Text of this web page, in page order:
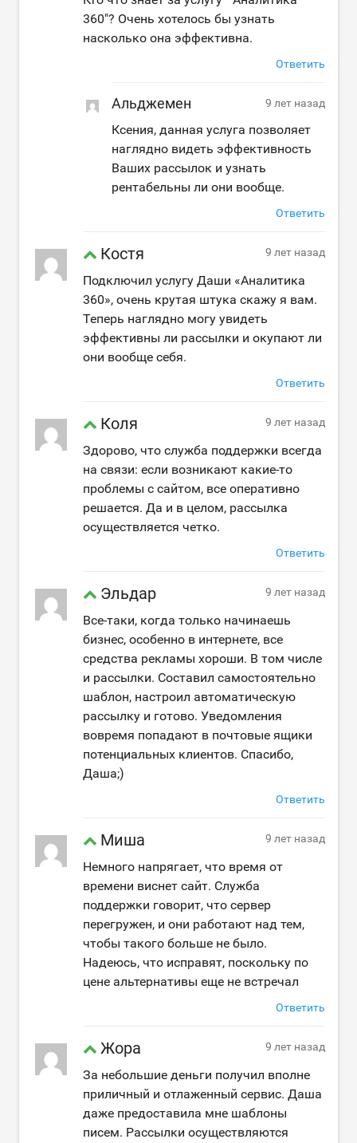
360"? Очень хотелось бы узнать
насколько она эффективна.
Ответить
Альджемен 9 лет назад
Ксения, данная услуга позволяет
наглядно видеть эффективность
Ваших рассылок и узнать
рентабельны ли они вообще.
Ответить
Костя 9 лет назад
Подключил услугу Даши «Аналитика
360», очень крутая штука скажу я вам.
Теперь наглядно могу увидеть
эффективны ли рассылки и окупают ли
они вообще себя.
Ответить
Коля 9 лет назад
Здорово, что служба поддержки всегда
на связи: если возникают какие-то
проблемы с сайтом, все оперативно
решается. Да и в целом, рассылка
осуществляется четко.
Ответить
Эльдар 9 лет назад
Все-таки, когда только начинаешь
бизнес, особенно в интернете, все
средства рекламы хороши. В том числе
и рассылки. Составил самостоятельно
шаблон, настроил автоматическую
рассылку и готово. Уведомления
вовремя попадают в почтовые ящики
потенциальных клиентов. Спасибо,
Даша;)
Ответить
Миша 9 лет назад
Немного напрягает, что время от
времени виснет сайт. Служба
поддержки говорит, что сервер
перегружен, и они работают над тем,
чтобы такого больше не было.
Надеюсь, что исправят, поскольку по
цене альтернативы еще не встречал
Ответить
Жора 9 лет назад
За небольшие деньги получил вполне
приличный и отлаженный сервис. Даша
даже предоставила мне шаблоны
писем. Рассылки осуществляются